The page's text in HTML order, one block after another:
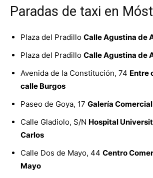
Paradas de taxi en
Plaza del Pradillo Calle Agustina de
Plaza del Pradillo Calle Agustina de
Avenida de la Constitución, 74 Entre
calle Burgos
Paseo de Goya, 17 Galería
Calle Gladiolo, S/N Hospital
Carlos
Calle Dos de Mayo, 44 Centro
Mayo